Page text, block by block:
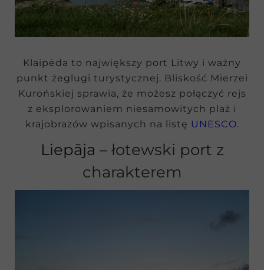
Klaipėda to największy port Litwy i ważny
punkt żeglugi turystycznej. Bliskość Mierzei
Kurońskiej sprawia, że możesz połączyć rejs
z eksplorowaniem niesamowitych plaż i
krajobrazów wpisanych na listę UNESCO.
Liepāja – łotewski port z
charakterem